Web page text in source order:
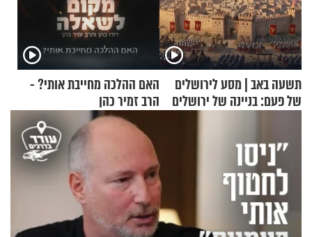
תשעה באב | מסע לירושלים
של פעם: בניינה של ירושלים
האם ההלכה מחייבת אותי? -
הרב זמיר כהן